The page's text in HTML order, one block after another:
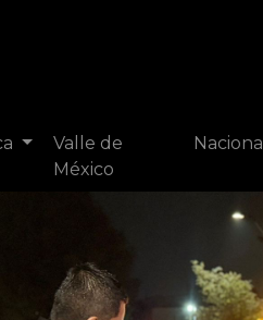
Valle de
México
Nacional